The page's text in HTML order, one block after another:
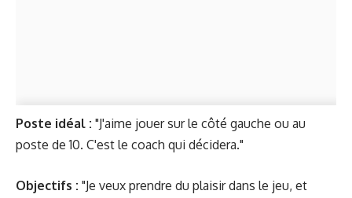
Poste idéal : "J'aime jouer sur le côté gauche ou au
poste de 10. C'est le coach qui décidera."
Objectifs : "Je veux prendre du plaisir dans le jeu, et